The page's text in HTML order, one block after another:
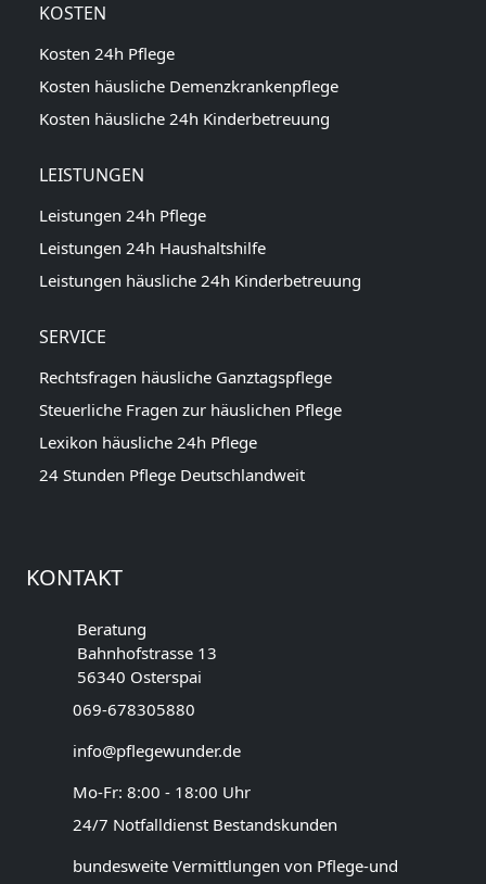
KOSTEN
Kosten 24h Pflege
Kosten häusliche Demenzkrankenpflege
Kosten häusliche 24h Kinderbetreuung
LEISTUNGEN
Leistungen 24h Pflege
Leistungen 24h Haushaltshilfe
Leistungen häusliche 24h Kinderbetreuung
SERVICE
Rechtsfragen häusliche Ganztagspflege
Steuerliche Fragen zur häuslichen Pflege
Lexikon häusliche 24h Pflege
24 Stunden Pflege Deutschlandweit
KONTAKT
Beratung
Bahnhofstrasse 13
56340 Osterspai
069-678305880
info@pflegewunder.de
Mo-Fr: 8:00 - 18:00 Uhr
24/7 Notfalldienst Bestandskunden
bundesweite Vermittlungen von Pflege-und